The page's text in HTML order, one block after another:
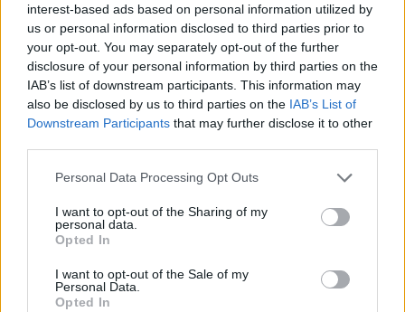
interest-based ads based on personal information utilized by
us or personal information disclosed to third parties prior to
your opt-out. You may separately opt-out of the further
disclosure of your personal information by third parties on the
IAB’s list of downstream participants. This information may
also be disclosed by us to third parties on the IAB’s List of
Downstream Participants that may further disclose it to other
Personal Data Processing Opt Outs
I want to opt-out of the Sharing of my
personal data.
Opted In
I want to opt-out of the Sale of my
Personal Data.
Opted In
El vannak tévedve a mai diákok? Sokan már
csak így hajlandók dolgozni: elképesztő,
milyen elvárásaik vannak
A diákok által legfontosabbnak tartott készségek között
továbbra is a kommunikáció, a problémamegoldás és a
kritikus gondolkodás vezet.